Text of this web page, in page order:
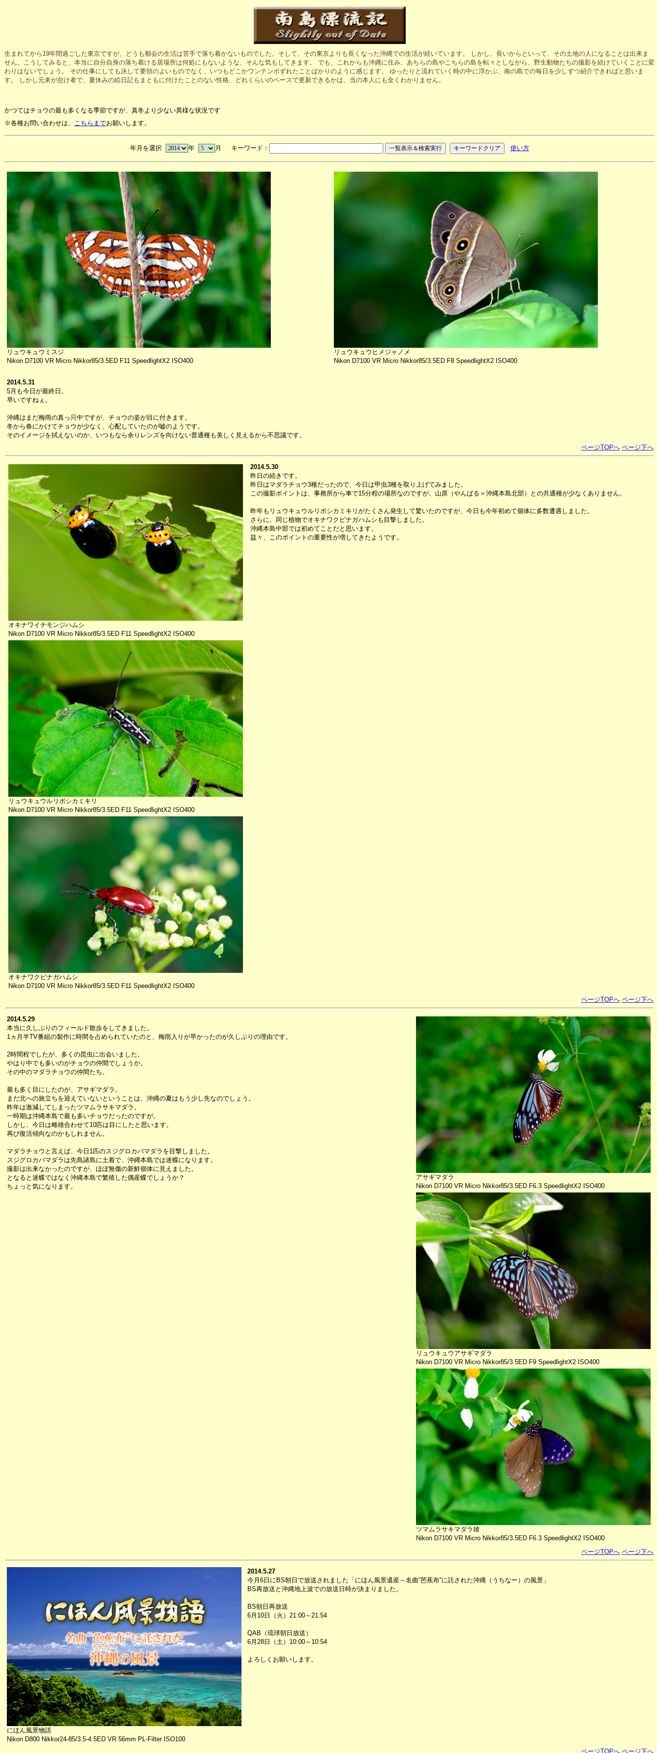
生まれてから19年間過ごした東京ですが、どうも都会の生活は苦手で落ち着かないものでした。そして、その東京よりも長くなった沖縄での生活が続いています。 しかし、長いからといって、その土地の人になることは出来ま
せん。こうしてみると、本当に自分自身の落ち着ける居場所は何処にもないような、そんな気もしてきます。 でも、これからも沖縄に住み、あちらの島やこちらの島を転々としながら、野生動物たちの撮影を続けていくことに変
わりはないでしょう。 その仕事にしても決して要領のよいものでなく、いつもどこかワンテンポずれたことばかりのように感じます。 ゆったりと流れていく時の中に浮かぶ、南の島での毎日を少しずつ紹介できればと思いま
す。 しかし元来が怠け者で、夏休みの絵日記もまともに付けたことのない性格、どれくらいのペースで更新できるかは、当の本人にも全くわかりません。
かつてはチョウの最も多くなる季節ですが、真冬より少ない異様な状況です
※各種お問い合わせは、 こちらまでお願いします。
年月を選択 年 月 キーワード： 使い方
リュウキュウミスジ
Nikon D7100 VR Micro Nikkor85/3.5ED F11 SpeedlightX2 ISO400
リュウキュウヒメジャノメ
Nikon D7100 VR Micro Nikkor85/3.5ED F8 SpeedlightX2 ISO400
2014.5.31
5月も今日が最終日。
早いですねぇ。
沖縄はまだ梅雨の真っ只中ですが、チョウの姿が目に付きます。
冬から春にかけてチョウが少なく、心配していたのが嘘のようです。
そのイメージを拭えないのか、いつもなら余りレンズを向けない普通種も美しく見えるから不思議です。
ページTOPへ ページ下へ
オキナワイチモンジハムシ
Nikon D7100 VR Micro Nikkor85/3.5ED F11 SpeedlightX2 ISO400
リュウキュウルリボシカミキリ
Nikon D7100 VR Micro Nikkor85/3.5ED F11 SpeedlightX2 ISO400
オキナワクビナガハムシ
Nikon D7100 VR Micro Nikkor85/3.5ED F11 SpeedlightX2 ISO400
2014.5.30
昨日の続きです。
昨日はマダラチョウ3種だったので、今日は甲虫3種を取り上げてみました。
この撮影ポイントは、事務所から車で15分程の場所なのですが、山原（やんばる＝沖縄本島北部）との共通種が少なくありません。
昨年もリュウキュウルリボシカミキリがたくさん発生して驚いたのですが、今日も今年初めて個体に多数遭遇しました。
さらに、同じ植物でオキナワクビナガハムシも目撃しました。
沖縄本島中部では初めてことだと思います。
益々、このポイントの重要性が増してきたようです。
ページTOPへ ページ下へ
2014.5.29
本当に久しぶりのフィールド散歩をしてきました。
1ヵ月半TV番組の製作に時間を占められていたのと、梅雨入りが早かったのが久しぶりの理由です。
2時間程でしたが、多くの昆虫に出会いました。
やはり中でも多いのがチョウの仲間でしょうか。
その中のマダラチョウの仲間たち。
最も多く目にしたのが、アサギマダラ。
まだ北への旅立ちを迎えていないということは、沖縄の夏はもう少し先なのでしょう。
昨年は激減してしまったツマムラサキマダラ。
一時期は沖縄本島で最も多いチョウだったのですが。
しかし、今日は雌雄合わせて10匹は目にしたと思います。
再び復活傾向なのかもしれません。
マダラチョウと言えば、今日1匹のスジグロカバマダラを目撃しました。
スジグロカバマダラは先島諸島に土着で、沖縄本島では迷蝶になります。
撮影は出来なかったのですが、ほぼ無傷の新鮮個体に見えました。
となると迷蝶ではなく沖縄本島で繁殖した偶産蝶でしょうか？
ちょっと気になります。
アサギマダラ
Nikon D7100 VR Micro Nikkor85/3.5ED F6.3 SpeedlightX2 ISO400
リュウキュウアサギマダラ
Nikon D7100 VR Micro Nikkor85/3.5ED F9 SpeedlightX2 ISO400
ツマムラサキマダラ雄
Nikon D7100 VR Micro Nikkor85/3.5ED F6.3 SpeedlightX2 ISO400
ページTOPへ ページ下へ
にほん風景物語
Nikon D800 Nikkor24-85/3.5-4.5ED VR 56mm PL-Filter ISO100
2014.5.27
今月6日にBS朝日で放送されました「にほん風景遺産～名曲”芭蕉布”に託された沖縄（うちなー）の風景」
BS再放送と沖縄地上波での放送日時が決まりました。
BS朝日再放送
6月10日（火）21:00～21:54
QAB（琉球朝日放送）
6月28日（土）10:00～10:54
よろしくお願いします。
ページTOPへ ページ下へ